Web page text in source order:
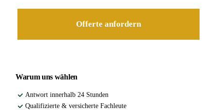
Offerte anfordern
Warum uns wählen
Antwort innerhalb 24 Stunden
Qualifizierte & versicherte Fachleute